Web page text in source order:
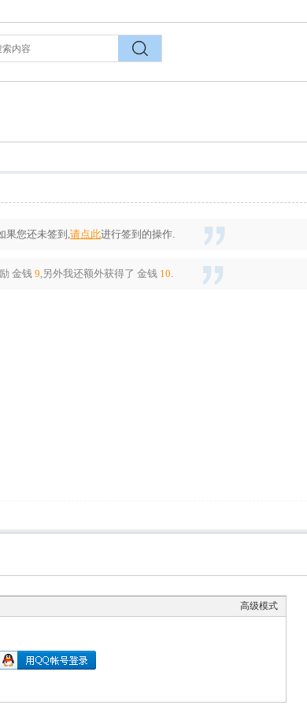
果您还未签到,请点此进行签到的操作.
金钱 9,另外我还额外获得了 金钱 10.
高级模式